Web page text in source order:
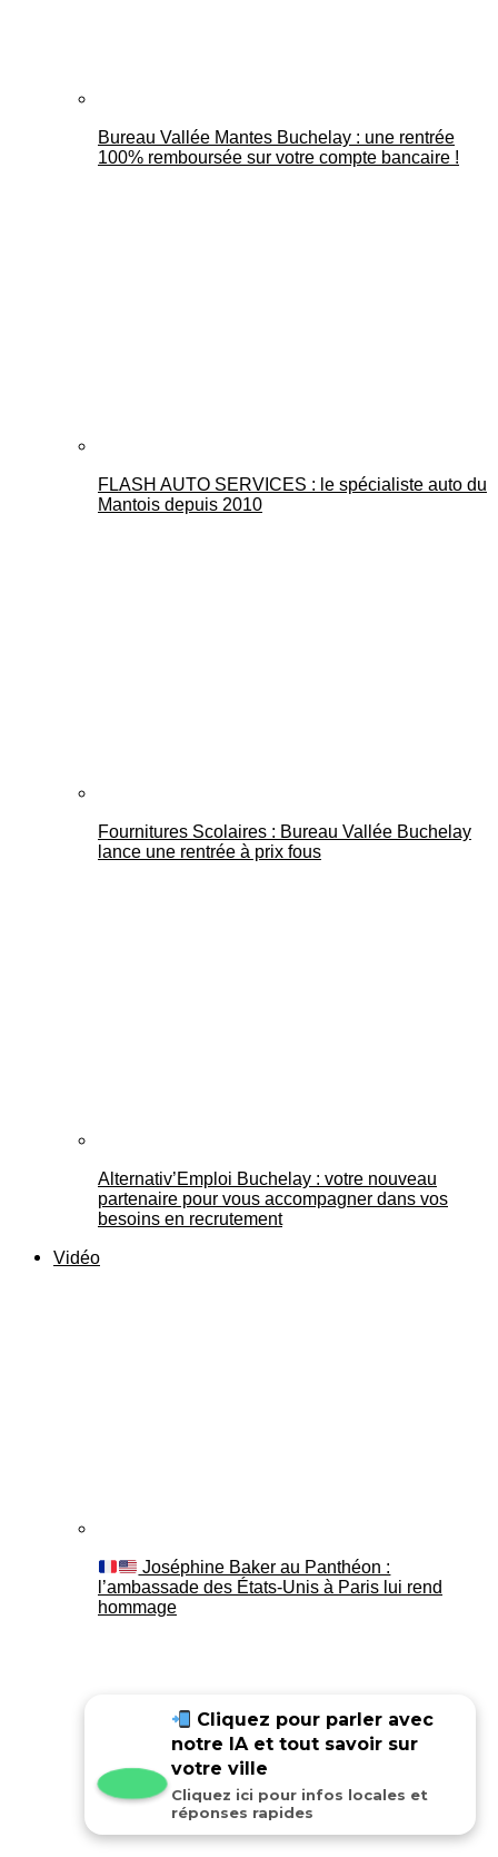
Bureau Vallée Mantes Buchelay : une rentrée
100% remboursée sur votre compte bancaire !
FLASH AUTO SERVICES : le spécialiste auto du
Mantois depuis 2010
Fournitures Scolaires : Bureau Vallée Buchelay
lance une rentrée à prix fous
Alternativ’Emploi Buchelay : votre nouveau
partenaire pour vous accompagner dans vos
besoins en recrutement
Vidéo
Joséphine Baker au Panthéon :
l’ambassade des États-Unis à Paris lui rend
hommage
Cliquez pour parler avec
notre IA et tout savoir sur
votre ville
Cliquez ici pour infos locales et
réponses rapides